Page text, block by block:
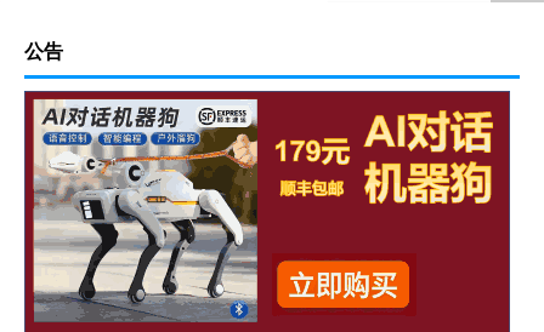
公告